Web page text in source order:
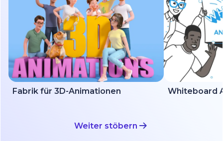
Fabrik für 3D-Animationen Whiteboard
Weiter stöbern